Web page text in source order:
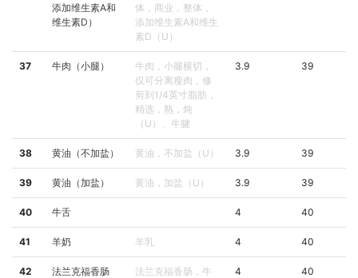
添加维生素A和
维生素D）
体，商业，整体，
添加维生素A和维生
素D（U）
37 牛肉（小腿）
牛肉，小腿横切，
仅可分离瘦肉，修
剪到1/4英寸脂肪，
精选，熟，炖
（U）、牛腱
3.9 39
38 黄油（不加盐） 黄油，不加盐（U） 3.9 39
39 黄油（加盐） 黄油，加盐（U） 3.9 39
40 牛舌 4 40
41 羊奶 羊乳 4 40
42 法兰克福香肠
法兰克福香肠，牛
4 40